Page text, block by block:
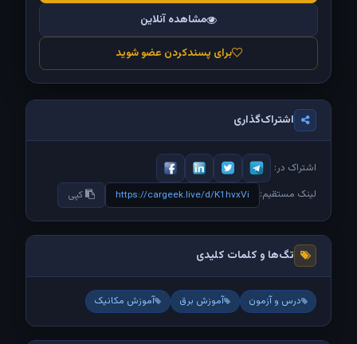
مشاهده آنلاین
برای پسندکردن عضو شوید
اشتراک‌گذاری
اشتراک در:
لینک مستقیم: https://cargeek.live/d/K1hvxVi کپی
تگ‌ها و کلمات کلیدی
درس و آزمون آموزش برق آموزش مکانیک